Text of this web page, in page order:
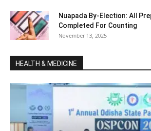
Nuapada By-Election: All
Completed For Counting
November 13, 2025
HEALTH & MEDICINE